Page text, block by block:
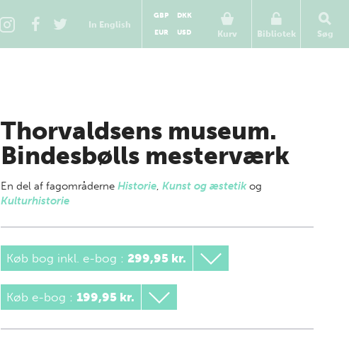
In English
Kurv
GBP
DKK
EUR
USD Bibliotek Søg
Thorvaldsens museum.
Bindesbølls mesterværk
En del af fagområderne Historie, Kunst og æstetikog
Kulturhistorie
Køb bog inkl. e-bog : 299,95 kr.
Køb e-bog : 199,95 kr.